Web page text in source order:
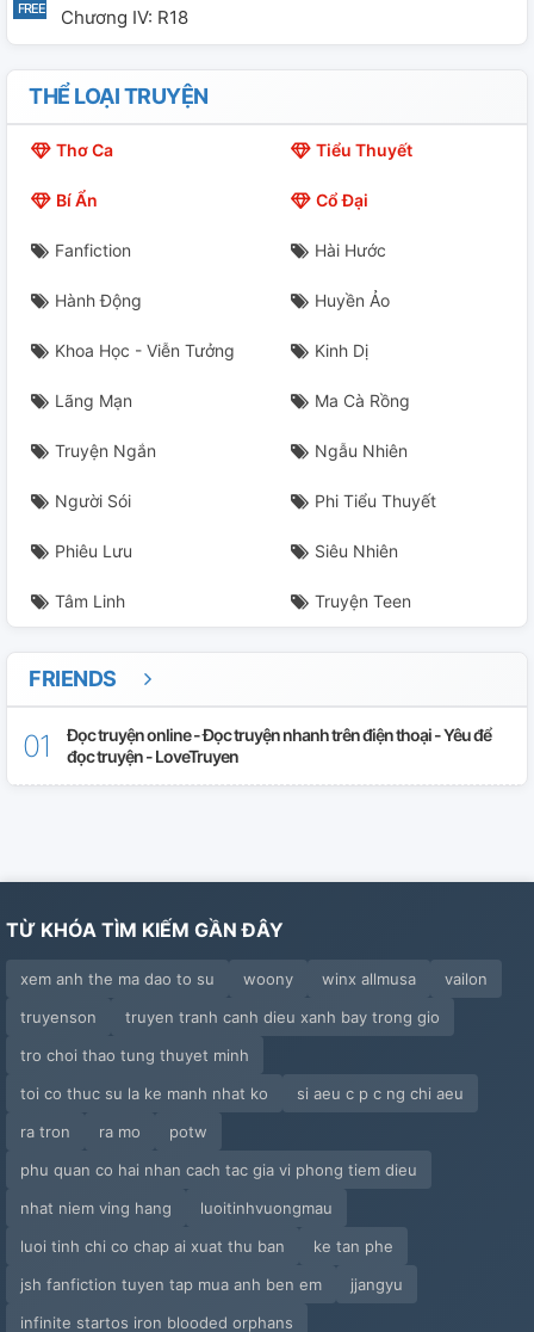
Chương IV: R18
THỂ LOẠI TRUYỆN
Thơ Ca Tiểu Thuyết
Bí Ẩn Cổ Đại
Fanfiction Hài Hước
Hành Động Huyền Ảo
Khoa Học - Viễn Tưởng Kinh Dị
Lãng Mạn Ma Cà Rồng
Truyện Ngắn Ngẫu Nhiên
Người Sói Phi Tiểu Thuyết
Phiêu Lưu Siêu Nhiên
Tâm Linh Truyện Teen
FRIENDS
Đọc truyện online - Đọc truyện nhanh trên điện thoại - Yêu để
đọc truyện - LoveTruyen
TỪ KHÓA TÌM KIẾM GẦN ĐÂY
xem anh the ma dao to su woony winx allmusa
vailon
truyenson
truyen tranh canh dieu xanh bay trong gio
tro choi thao tung thuyet minh
toi co thuc su la ke manh nhat ko
si aeu c p c ng chi aeu
ra tron
ra mo
potw
phu quan co hai nhan cach tac gia vi phong tiem dieu
nhat niem ving hang
luoitinhvuongmau
luoi tinh chi co chap ai xuat thu ban
ke tan phe
jsh fanfiction tuyen tap mua anh ben em
jjangyu
infinite startos iron blooded orphans